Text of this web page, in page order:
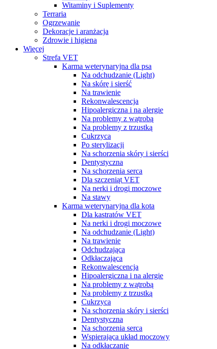
Witaminy i Suplementy
Terraria
Ogrzewanie
Dekoracje i aranżacja
Zdrowie i higiena
Więcej
Strefa VET
Karma weterynaryjna dla psa
Na odchudzanie (Light)
Na skórę i sierść
Na trawienie
Rekonwalescencja
Hipoalergiczna i na alergie
Na problemy z wątrobą
Na problemy z trzustką
Cukrzyca
Po sterylizacji
Na schorzenia skóry i sierści
Dentystyczna
Na schorzenia serca
Dla szczeniąt VET
Na nerki i drogi moczowe
Na stawy
Karma weterynaryjna dla kota
Dla kastratów VET
Na nerki i drogi moczowe
Na odchudzanie (Light)
Na trawienie
Odchudzająca
Odkłaczająca
Rekonwalescencja
Hipoalergiczna i na alergie
Na problemy z wątrobą
Na problemy z trzustką
Cukrzyca
Na schorzenia skóry i sierści
Dentystyczna
Na schorzenia serca
Wspierająca układ moczowy
Na odkłaczanie